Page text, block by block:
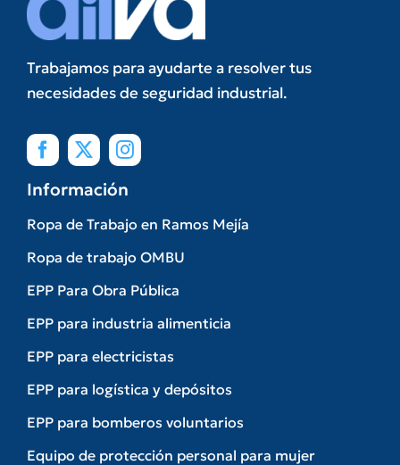
Trabajamos para ayudarte a resolver tus
necesidades de seguridad industrial.
Información
Ropa de Trabajo en Ramos Mejía
Ropa de trabajo OMBU
EPP Para Obra Pública
EPP para industria alimenticia
EPP para electricistas
EPP para logística y depósitos
EPP para bomberos voluntarios
Equipo de protección personal para mujer